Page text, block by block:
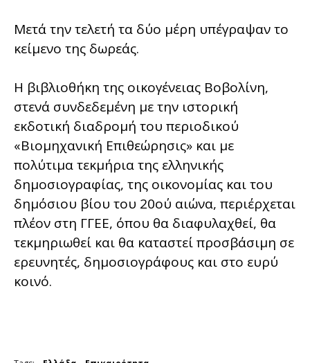
Μετά την τελετή τα δύο μέρη υπέγραψαν το
κείμενο της δωρεάς.
Η βιβλιοθήκη της οικογένειας Βοβολίνη,
στενά συνδεδεμένη με την ιστορική
εκδοτική διαδρομή του περιοδικού
«Βιομηχανική Επιθεώρησις» και με
πολύτιμα τεκμήρια της ελληνικής
δημοσιογραφίας, της οικονομίας και του
δημόσιου βίου του 20ού αιώνα, περιέρχεται
πλέον στη ΓΓΕΕ, όπου θα διαφυλαχθεί, θα
τεκμηριωθεί και θα καταστεί προσβάσιμη σε
ερευνητές, δημοσιογράφους και στο ευρύ
κοινό.